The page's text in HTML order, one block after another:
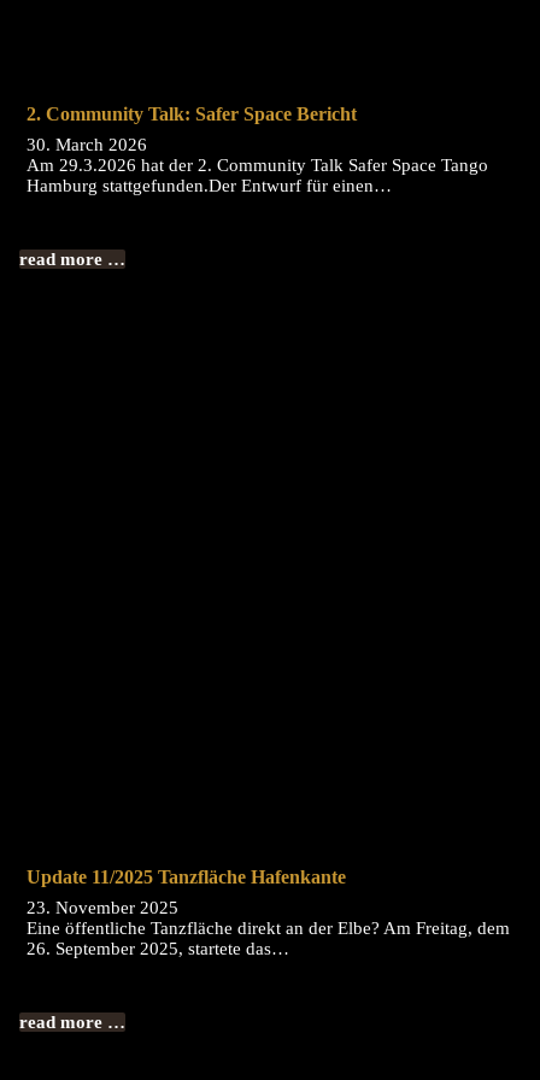
2. Community Talk: Safer Space Bericht
30. March 2026
Am 29.3.2026 hat der 2. Community Talk Safer Space Tango
Hamburg stattgefunden.Der Entwurf für einen…
read more …
Update 11/2025 Tanzfläche Hafenkante
23. November 2025
Eine öffentliche Tanzfläche direkt an der Elbe? Am Freitag, dem
26. September 2025, startete das…
read more …